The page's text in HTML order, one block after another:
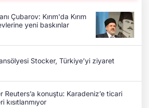
Çubarov: Kırım'da Kırım
yeni baskınlar
Stocker, Türkiye’yi ziyaret
Reuters’a konuştu: Karadeniz’e ticari
kısıtlanmıyor